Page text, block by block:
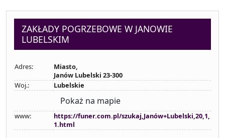
ZAKŁADY POGRZEBOWE W JANOWIE
LUBELSKIM
Adres:
Miasto,
Janów Lubelski 23-300
Woj.:
Lubelskie
Pokaż na mapie
www:
https://funer.com.pl/szukaj,Janów+Lubelski,20,1,
1.html